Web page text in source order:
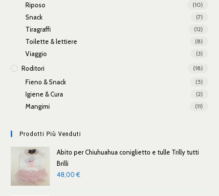
Riposo (10)
Snack (7)
Tiragraffi (12)
Toilette & lettiere (8)
Viaggio (3)
Roditori (18)
Fieno & Snack (5)
Igiene & Cura (2)
Mangimi (11)
Prodotti Più Venduti
Abito per Chiuhuahua coniglietto e tulle Trilly tutti
Brilli
48,00€